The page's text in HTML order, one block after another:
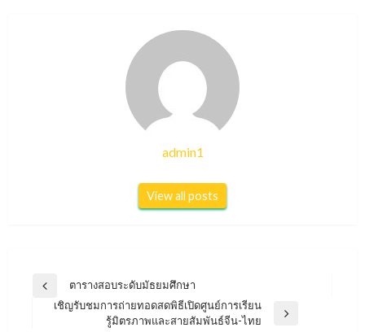
admin1
View all posts
แนะแนว
เรื่อง
Previousตารางสอบระดับมัธยมศึกษา
เชิญรับชมการถ่ายทอดสดพิธีเปิดศูนย์การเรียน
รู้มิตรภาพและสายสัมพันธ์จีน-ไทย